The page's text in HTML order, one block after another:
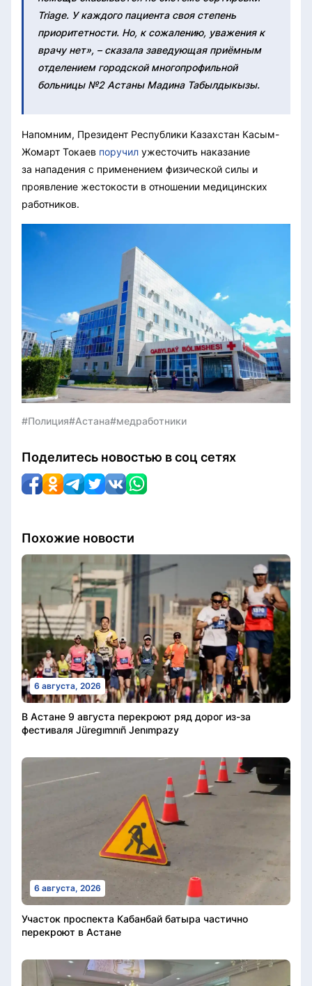
Triage. У каждого пациента своя степень
приоритетности. Но, к сожалению, уважения к
врачу нет», – сказала заведующая приёмным
отделением городской многопрофильной
больницы №2 Астаны Мадина Табылдыкызы.
Напомним, Президент Республики Казахстан Касым-
Жомарт Токаев поручил ужесточить наказание
за нападения с применением физической силы и
проявление жестокости в отношении медицинских
работников.
#Полиция#Астана#медработники
Поделитесь новостью в соц сетях
Похожие новости
6 августа, 2026
В Астане 9 августа перекроют ряд дорог из-за
фестиваля Jüregımnıñ Jenımpazy
6 августа, 2026
Участок проспекта Кабанбай батыра частично
перекроют в Астане